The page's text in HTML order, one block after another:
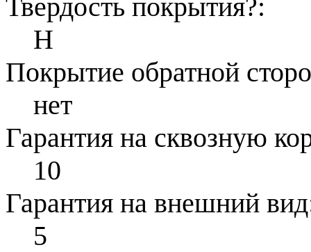
Твердость покрытия?:
H
Покрытие обратной
нет
Гарантия на сквозную
10
Гарантия на внешний
5